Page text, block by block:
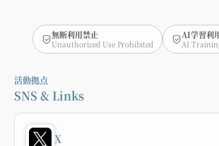
無断利用禁止
Unauthorized Use Prohibited
AI学習利
AI
活動拠点
SNS & Links
X